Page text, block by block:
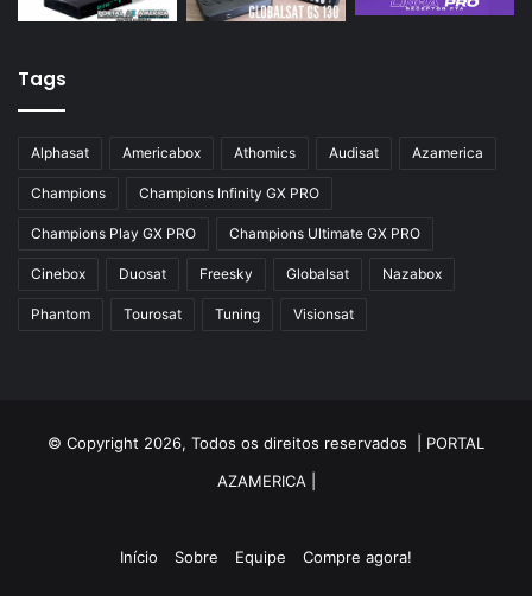
Tags
Alphasat Americabox Athomics Audisat Azamerica
Champions Champions Infinity GX PRO
Champions Play GX PRO Champions Ultimate GX PRO
Cinebox Duosat Freesky Globalsat Nazabox
Phantom Tourosat Tuning Visionsat
© Copyright 2026, Todos os direitos reservados | PORTAL
AZAMERICA
Início Sobre Equipe Compre agora!